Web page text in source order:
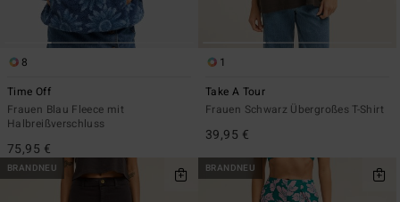
8
Time Off
Frauen Blau Fleece mit
Halbreißverschluss
75,95 €
1
Take A Tour
Frauen Schwarz Übergroßes T-Shirt
39,95 €
BRANDNEU BRANDNEU